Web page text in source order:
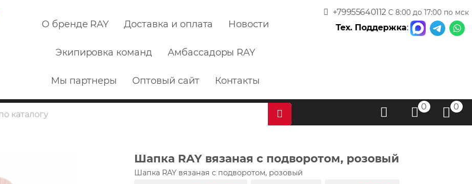
О бренде RAY Доставка и оплата Новости
Экипировка команд Амбассадоры RAY
Мы партнеры Оптовый сайт Контакты
+79955640112 С 8:00 до 17:00 по мск
Тех. Поддержка:
0 0
Шапка RAY вязаная с подворотом, розовый
Шапка RAY вязаная с подворотом, розовый